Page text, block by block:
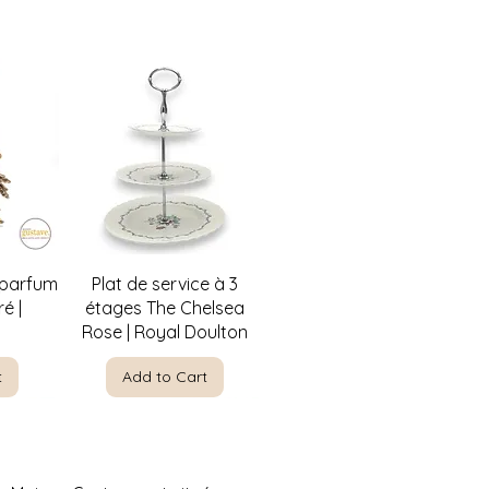
|
Quick View
Plat de service à 3
étages The Chelsea
Rose | Royal Doulton
Add to Cart